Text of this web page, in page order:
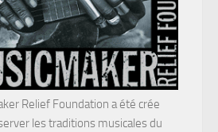
Relief Foundation a été crée
les traditions musicales du